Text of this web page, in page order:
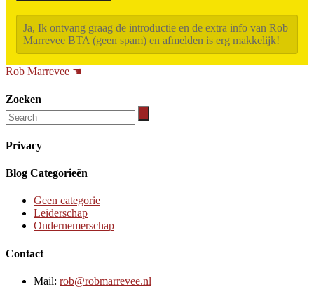
Ja, Ik ontvang graag de introductie en de extra info van Rob
Marrevee BTA (geen spam) en afmelden is erg makkelijk!
Rob Marrevee ☚
Zoeken
Privacy
Blog Categorieën
Geen categorie
Leiderschap
Ondernemerschap
Contact
Mail: rob@robmarrevee.nl